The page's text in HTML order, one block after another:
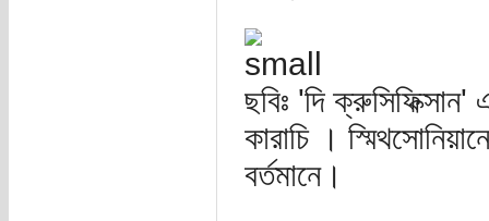
ছবিঃ 'দি
কারাচি ।
বর্তমানে।